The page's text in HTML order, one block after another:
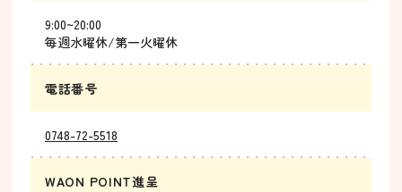
9:00~20:00
毎週水曜休/第一火曜休
電話番号
0748-72-5518
WAON POINT進呈